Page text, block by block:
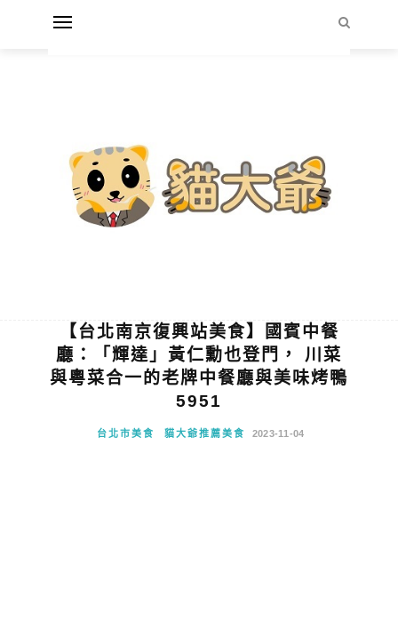
【台北南京復興站美食】國賓中餐
廳：「輝達」黃仁勳也登門， 川菜
與粵菜合一的老牌中餐廳與美味烤鴨
5951
台北市美食 貓大爺推薦美食 2023-11-04